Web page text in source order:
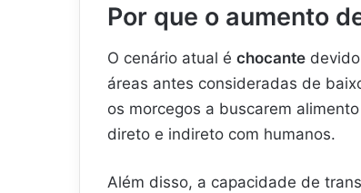
Por que o aumento
O cenário atual é chocante
áreas antes consideradas de
os morcegos a buscarem
direto e indireto com humanos.
Além disso, a capacidade de